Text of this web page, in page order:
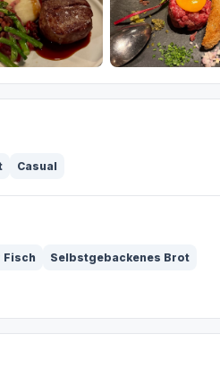
Casual
Fisch
Selbstgebackenes Brot